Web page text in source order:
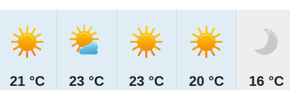
21 °C 23 °C 23 °C 20 °C 16 °C